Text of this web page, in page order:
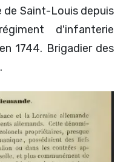
de Saint-Louis depuis
d'infanterie
1744. Brigadier des